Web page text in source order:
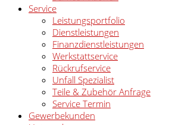
Service
Leistungsportfolio
Dienstleistungen
Finanzdienstleistungen
Werkstattservice
Rückrufservice
Unfall Spezialist
Teile & Zubehör Anfrage
Service Termin
Gewerbekunden